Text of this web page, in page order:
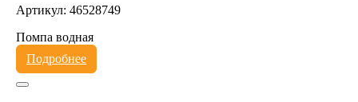
Артикул: 46528749
Помпа водная
Подробнее